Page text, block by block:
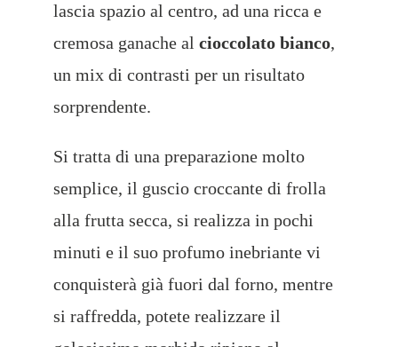
lascia spazio al centro, ad una ricca e
cremosa ganache al cioccolato bianco,
un mix di contrasti per un risultato
sorprendente.
Si tratta di una preparazione molto
semplice, il guscio croccante di frolla
alla frutta secca, si realizza in pochi
minuti e il suo profumo inebriante vi
conquisterà già fuori dal forno, mentre
si raffredda, potete realizzare il